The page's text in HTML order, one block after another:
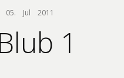
05.    Jul    2011
1